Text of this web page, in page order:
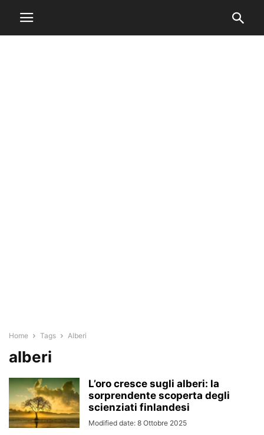
Home Tags Alberi
alberi
L’oro cresce sugli alberi: la
sorprendente scoperta degli
scienziati finlandesi
Modified date: 8 Ottobre 2025